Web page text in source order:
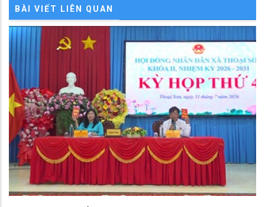
BÀI VIẾT LIÊN QUAN